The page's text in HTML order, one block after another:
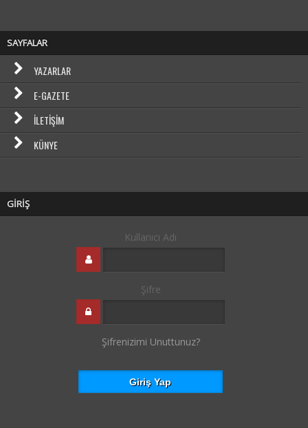
SAYFALAR
YAZARLAR
E-GAZETE
İLETIŞIM
KÜNYE
GİRİŞ
Kullanıcı Adı
Şifre
Şifrenizimi Unuttunuz?